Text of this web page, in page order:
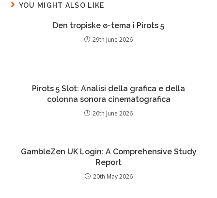
YOU MIGHT ALSO LIKE
Den tropiske ø-tema i Pirots 5
29th June 2026
Pirots 5 Slot: Analisi della grafica e della
colonna sonora cinematografica
26th June 2026
GambleZen UK Login: A Comprehensive Study
Report
20th May 2026